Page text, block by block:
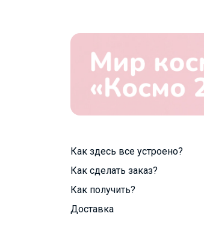
Как здесь все устроено?
Как сделать заказ?
Как получить?
Доставка